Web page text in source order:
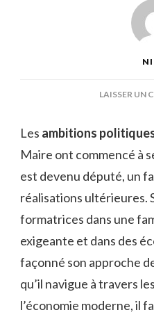
LAISSER UN
Les ambitions
Maire ont commencé à
est devenu député, un
réalisations ultérieures.
formatrices dans une
exigeante et dans des
façonné son approche
qu’il navigue à travers
l’économie moderne, il